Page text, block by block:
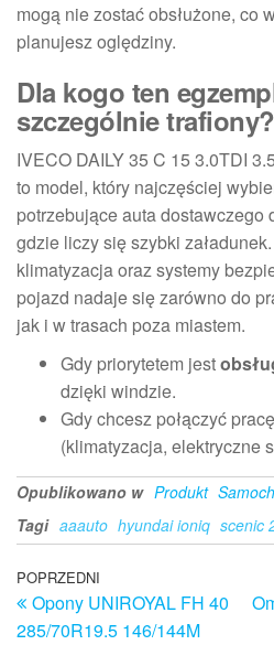
mogą nie zostać obsłużone, co
planujesz oględziny.
Dla kogo ten
szczególnie trafiony?
IVECO DAILY 35 C 15 3.0TDI
to model, który najczęściej
potrzebujące auta dostawczego
gdzie liczy się szybki
klimatyzacja oraz systemy
pojazd nadaje się zarówno do
jak i w trasach poza miastem.
Gdy priorytetem jest
dzięki windzie.
Gdy chcesz połączyć
(klimatyzacja, elektryczne
Opublikowano w Produkt
Tagi aaauto hyundai ioniq scenic
Nawigacja
wpisu
Poprzedni
wpis
POPRZEDNI
Opony UNIROYAL FH 40
285/70R19.5 146/144M